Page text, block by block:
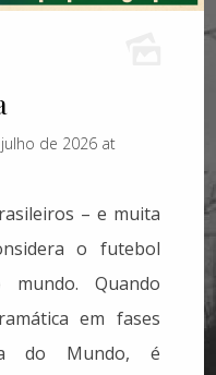
de 2026 at
– e muita
o futebol
Quando
em fases
do Mundo, é